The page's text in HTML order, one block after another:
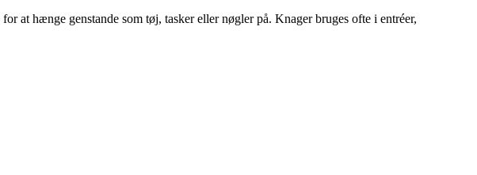
at hænge genstande som tøj, tasker eller nøgler på. Knager bruges ofte i entréer,